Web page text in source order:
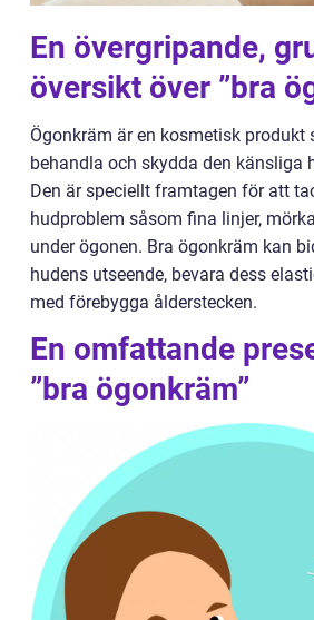
En övergripande,
översikt över ”bra
Ögonkräm är en kosmetisk
behandla och skydda den känsliga
Den är speciellt framtagen för att
hudproblem såsom fina linjer,
under ögonen. Bra ögonkräm kan
hudens utseende, bevara dess
med förebygga ålderstecken.
En omfattande
”bra ögonkräm”